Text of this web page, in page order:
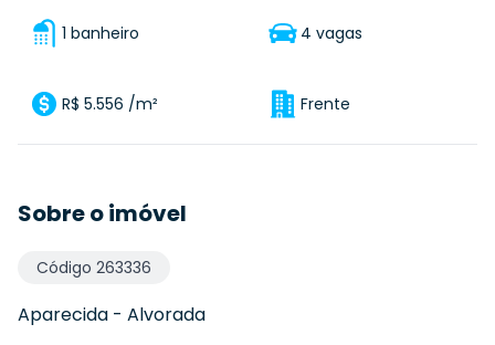
1 banheiro 4 vagas
R$ 5.556 /m² Frente
Sobre o imóvel
Código 263336
Aparecida - Alvorada